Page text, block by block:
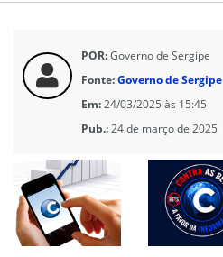
POR:Governo de Sergipe
Fonte:Governo de Sergipe
Em:24/03/2025 às 15:45
Pub.:24 de março de 2025